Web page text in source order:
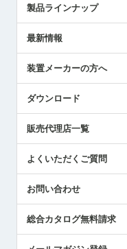
ごあいさつ
受賞履歴
採用情報
国/地域/言語
製品ラインナップ
ツールセッタ製品
エアマイクロセンサ製品
最新情報
メトロールの技術
社員ブログ
中小企業のBCP地震対策
センサのテクニカルガイド
社長ブログ
装置メーカーの方へ
ダウンロード
販売代理店一覧
よくいただくご質問
お問い合わせ
総合カタログ無料請求